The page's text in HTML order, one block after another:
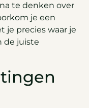
te denken over
je een
je precies waar je
de juiste